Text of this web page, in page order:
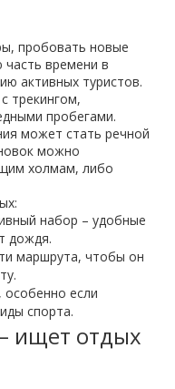
пробовать новые
времени в
активных туристов.
трекингом,
пробегами.
может стать речной
можно
холмам, либо
набор – удобные
дождя.
маршрута, чтобы он
особенно если
спорта.
ищет отдых